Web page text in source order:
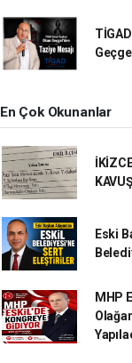
En Çok Okunanlar
Eski
MHP